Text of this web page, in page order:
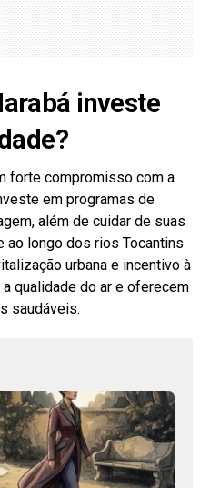
investe
forte compromisso com a
em programas de
além de cuidar de suas
ao longo dos rios Tocantins
urbana e incentivo à
qualidade do ar e oferecem
saudáveis.